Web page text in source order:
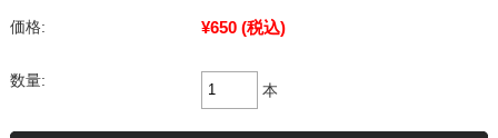
価格: ¥650 (税込)
数量:
本